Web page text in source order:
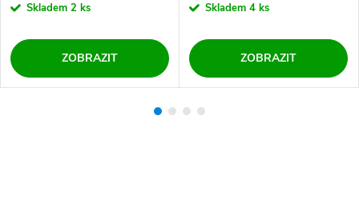
Skladem 2 ks
ZOBRAZIT
Skladem 4 ks
ZOBRAZIT